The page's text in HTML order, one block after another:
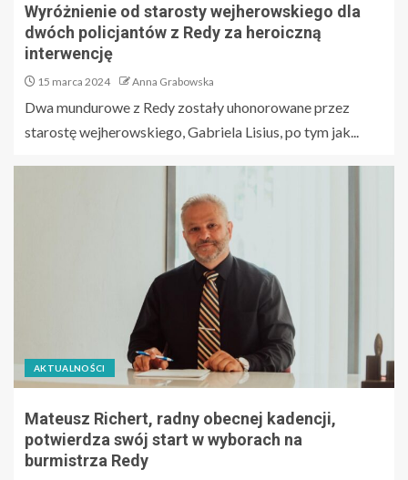
Wyróżnienie od starosty wejherowskiego dla
dwóch policjantów z Redy za heroiczną
interwencję
15 marca 2024 Anna Grabowska
Dwa mundurowe z Redy zostały uhonorowane przez
starostę wejherowskiego, Gabriela Lisius, po tym jak...
AKTUALNOŚCI
Mateusz Richert, radny obecnej kadencji,
potwierdza swój start w wyborach na
burmistrza Redy